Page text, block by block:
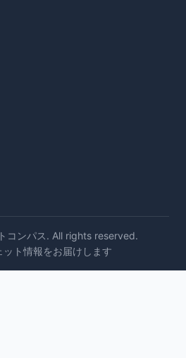
コンパス. All rights reserved.
ット情報をお届けします